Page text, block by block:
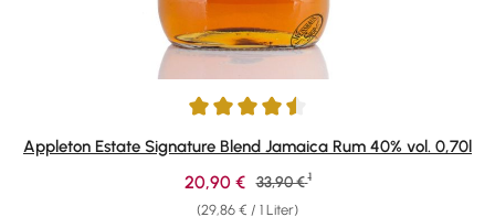
Durchschnittliche Bewertung von 4.58 von 5 Sternen
Appleton Estate Signature Blend Jamaica Rum 40% vol. 0,70l
(29,86 € / 1 Liter)
Verkaufspreis:
20,90 € Regulärer Preis:
33,90 € 1